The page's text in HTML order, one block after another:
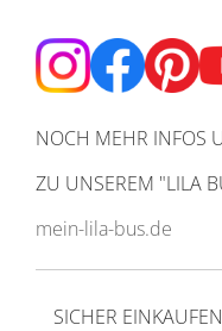
NOCH MEHR INFOS
ZU UNSEREM "LILA
mein-lila-bus.de
SICHER